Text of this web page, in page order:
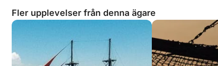
Fler upplevelser från denna ägare